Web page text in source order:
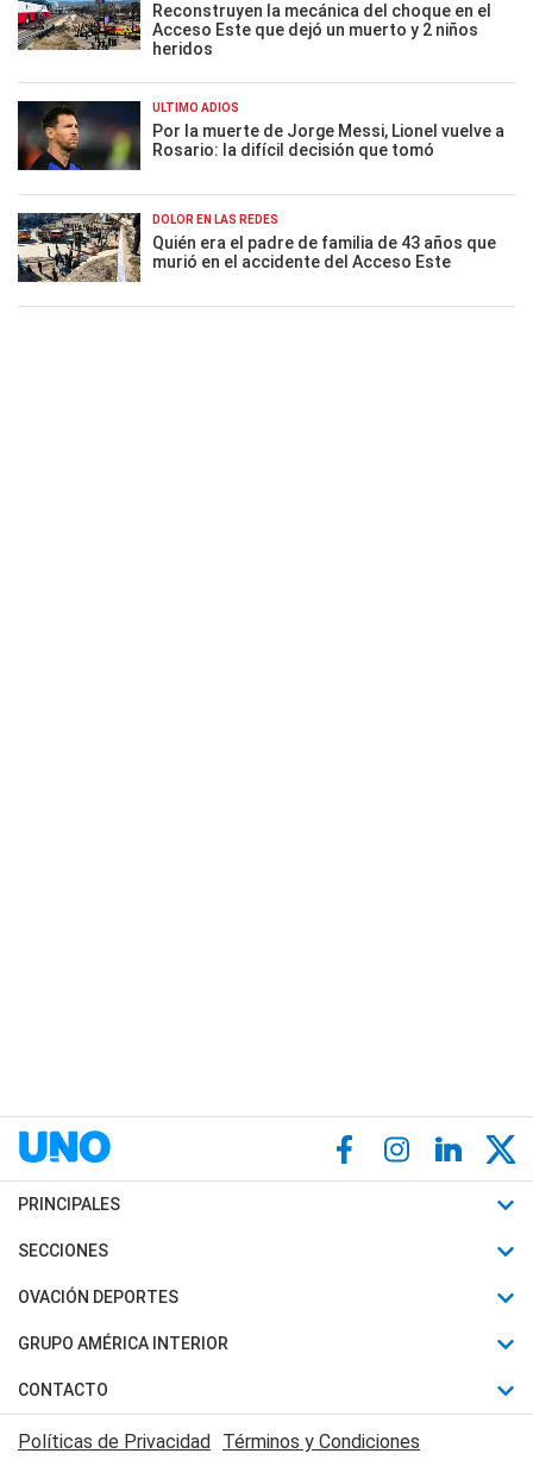
Reconstruyen la mecánica del choque en el
Acceso Este que dejó un muerto y 2 niños
heridos
ÚLTIMO ADIÓS
Por la muerte de Jorge Messi, Lionel vuelve a
Rosario: la difícil decisión que tomó
DOLOR EN LAS REDES
Quién era el padre de familia de 43 años que
murió en el accidente del Acceso Este
PRINCIPALES
Últimas Noticias
Política
Judiciales
Economia
SECCIONES
Horóscopo
Motores
Trucos caseros
Series y Películas
OVACIÓN DEPORTES
Fútbol
Mundial
Automovilismo
Rugby
GRUPO AMÉRICA INTERIOR
Canal 7 en Vivo
CONTACTO
Acerca de Nosotros
Políticas de Privacidad Términos y Condiciones